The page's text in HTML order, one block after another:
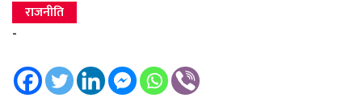
राजनीति
-